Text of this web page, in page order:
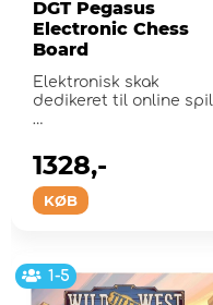
DGT Pegasus
Electronic Chess
Board
Elektronisk skak
dedikeret til online spil
KØB
1328,-
1-5